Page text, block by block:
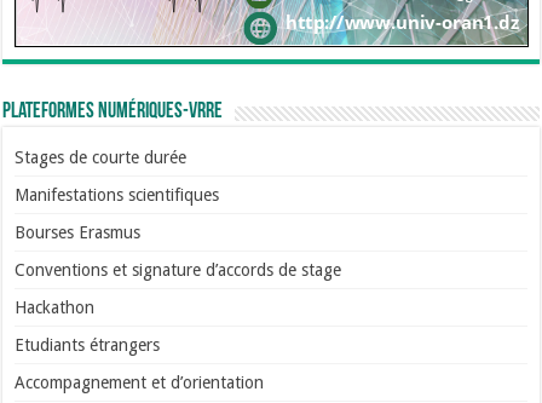
Plateformes numériques-VRRE
Stages de courte durée
Manifestations scientifiques
Bourses Erasmus
Conventions et signature d’accords de stage
Hackathon
Etudiants étrangers
Accompagnement et d’orientation